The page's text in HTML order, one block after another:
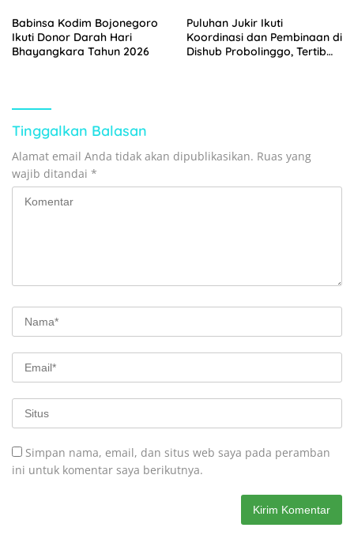
Babinsa Kodim Bojonegoro
Ikuti Donor Darah Hari
Bhayangkara Tahun 2026
Puluhan Jukir Ikuti
Koordinasi dan Pembinaan di
Dishub Probolinggo, Tertib
Tinggalkan Balasan
Alamat email Anda tidak akan dipublikasikan. Ruas yang
wajib ditandai *
Simpan nama, email, dan situs web saya pada peramban
ini untuk komentar saya berikutnya.